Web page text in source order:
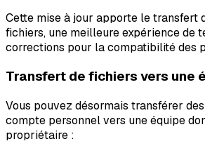
Cette mise à jour apporte le transfert
fichiers, une meilleure expérience de
corrections pour la compatibilité des
Transfert de fichiers vers une
Vous pouvez désormais transférer
compte personnel vers une équipe
propriétaire :